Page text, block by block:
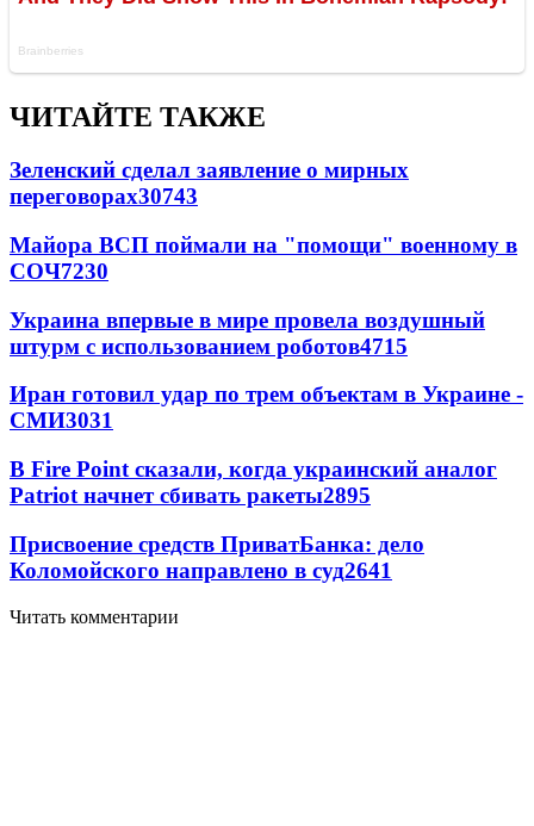
ЧИТАЙТЕ ТАКЖЕ
Зеленский сделал заявление о мирных
переговорах30743
Майора ВСП поймали на "помощи" военному в
СОЧ7230
Украина впервые в мире провела воздушный
штурм с использованием роботов4715
Иран готовил удар по трем объектам в Украине -
СМИ3031
В Fire Point сказали, когда украинский аналог
Patriot начнет сбивать ракеты2895
Присвоение средств ПриватБанка: дело
Коломойского направлено в суд2641
Читать комментарии